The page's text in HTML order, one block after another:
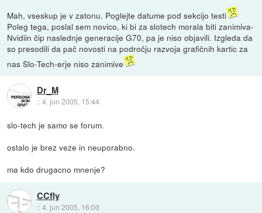
Mah, vseskup je v zatonu. Poglejte datume pod sekcijo testi
Poleg tega, poslal sem novico, ki bi za slotech morala biti zanimiva-
Nvidiin čip naslednje generacije G70, pa je niso objavili. Izgleda da
so presodili da pač novosti na področju razvoja grafičnih kartic za
nas Slo-Tech-erje niso zanimive
Dr_M
::4. jun 2005, 15:44
slo-tech je samo se forum.
ostalo je brez veze in neuporabno.
ma kdo drugacno mnenje?
CCfly
::4. jun 2005, 16:00